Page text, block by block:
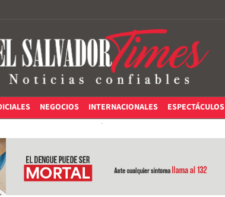
NEGOCIOS INTERNACIONALES ESPECTÁCULOS